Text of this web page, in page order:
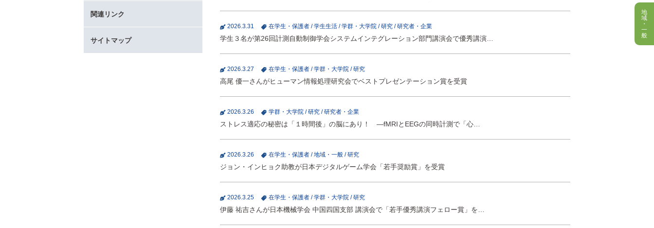
地
域
・
一
般
2026.3.31 在学生・保護者 /学生生活 /学群・大学院 /研究 /研究者・企業
学生３名が第26回計測自動制御学会システムインテグレーション部門講演会で優秀講演…
2026.3.27 在学生・保護者 /学群・大学院 /研究
高尾 優一さんがヒューマン情報処理研究会でベストプレゼンテーション賞を受賞
2026.3.26 学群・大学院 /研究 /研究者・企業
ストレス適応の秘密は「１時間後」の脳にあり！ ―fMRIとEEGの同時計測で「心…
2026.3.26 在学生・保護者 /地域・一般 /研究
ジョン・インヒョク助教が日本デジタルゲーム学会「若手奨励賞」を受賞
2026.3.25 在学生・保護者 /学群・大学院 /研究
伊藤 祐吉さんが日本機械学会 中国四国支部 講演会で「若手優秀講演フェロー賞」を…
関連リンク
サイトマップ